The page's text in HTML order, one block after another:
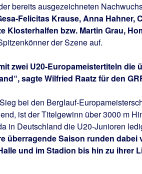
bereits ausgezeichneten
Felicitas Krause, Anna Hahner,
Klosterhalfen bzw. Martin Grau,
der Szene auf.
zwei U20-Europameistertiteln
sagte Wilfried Raatz für den
bei den Berglauf-
ist der Titelgewinn über 3000 m
in Deutschland die U20-Junioren
überragende Saison runden dabei
und im Stadion bis hin zu ihrer